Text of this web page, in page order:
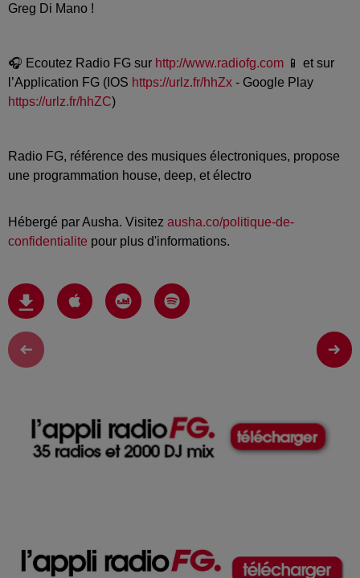
Greg Di Mano !
🎧 Ecoutez Radio FG sur http://www.radiofg.com 📱 et sur
l’Application FG (IOS https://urlz.fr/hhZx - Google Play
https://urlz.fr/hhZC)
Radio FG, référence des musiques électroniques, propose
une programmation house, deep, et électro
Hébergé par Ausha. Visitez ausha.co/politique-de-
confidentialite pour plus d'informations.